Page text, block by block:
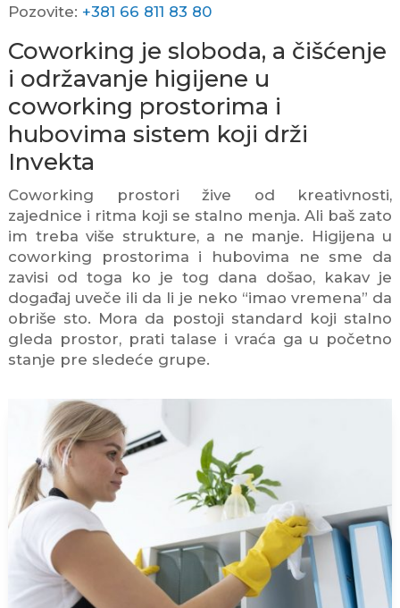
Pozovite: +381 66 811 83 80
Coworking je sloboda, a čišćenje
i održavanje higijene u
coworking prostorima i
hubovima sistem koji drži
Invekta
Coworking prostori žive od kreativnosti,
zajednice i ritma koji se stalno menja. Ali baš zato
im treba više strukture, a ne manje. Higijena u
coworking prostorima i hubovima ne sme da
zavisi od toga ko je tog dana došao, kakav je
događaj uveče ili da li je neko “imao vremena” da
obriše sto. Mora da postoji standard koji stalno
gleda prostor, prati talase i vraća ga u početno
stanje pre sledeće grupe.